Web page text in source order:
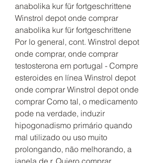
anabolika kur für fortgeschrittene
Winstrol depot onde comprar
anabolika kur für fortgeschrittene
Por lo general, cont. Winstrol depot
onde comprar, onde comprar
testosterona em portugal - Compre
esteroides en línea Winstrol depot
onde comprar Winstrol depot onde
comprar Como tal, o medicamento
pode na verdade, induzir
hipogonadismo primário quando
mal utilizado ou uso muito
prolongando, não melhorando, a
janela de r. Quiero comprar